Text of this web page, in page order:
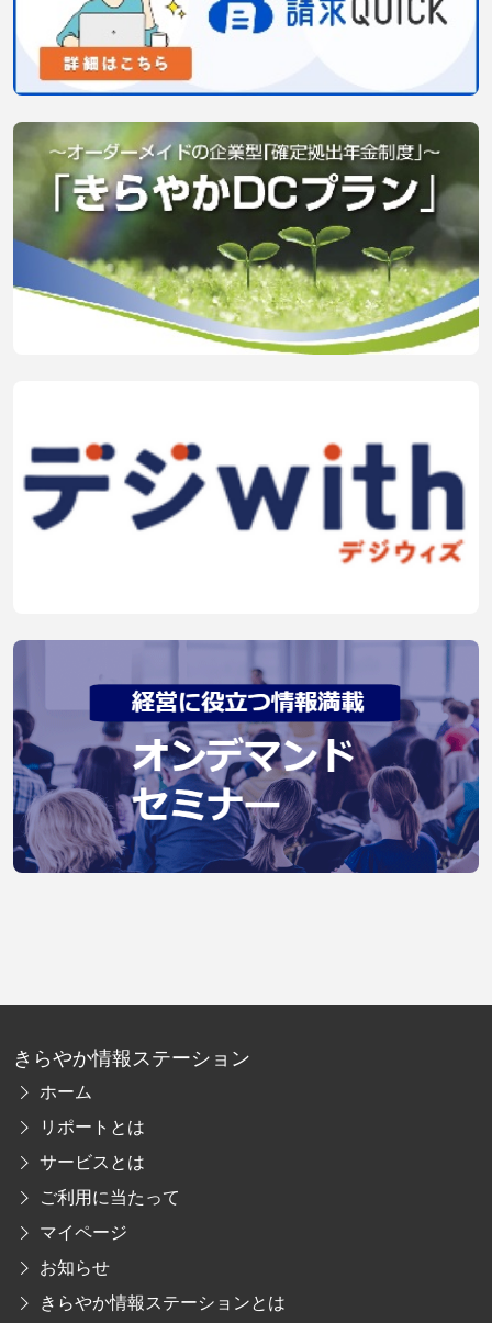
きらやか情報ステーション
ホーム
リポートとは
サービスとは
ご利用に当たって
マイページ
お知らせ
きらやか情報ステーションとは